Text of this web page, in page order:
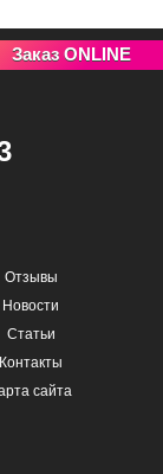
Заказ ONLINE
Отзывы
Новости
Статьи
Контакты
сайта